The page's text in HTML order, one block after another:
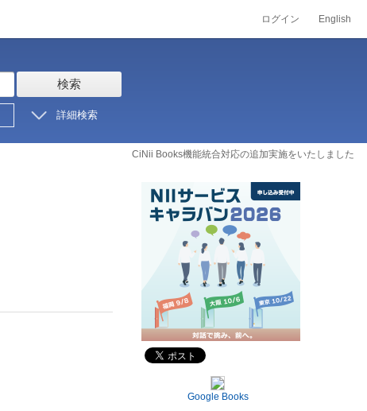
ログイン English
検索
詳細検索
CiNii Books機能統合対応の追加実施をいたしました
Google Books